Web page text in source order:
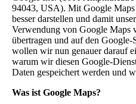
94043, USA). Mit Google
besser darstellen und damit
Verwendung von Google Maps
übertragen und auf den Google-
wollen wir nun genauer darauf
warum wir diesen Google-
Daten gespeichert werden und
Was ist Google Maps?